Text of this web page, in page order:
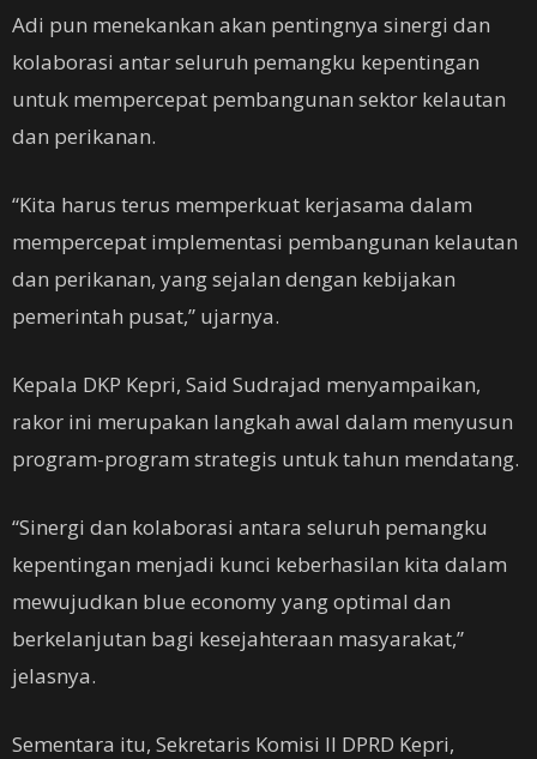
Adi pun menekankan akan pentingnya sinergi dan
kolaborasi antar seluruh pemangku kepentingan
untuk mempercepat pembangunan sektor kelautan
dan perikanan.
“Kita harus terus memperkuat kerjasama dalam
mempercepat implementasi pembangunan kelautan
dan perikanan, yang sejalan dengan kebijakan
pemerintah pusat,” ujarnya.
Kepala DKP Kepri, Said Sudrajad menyampaikan,
rakor ini merupakan langkah awal dalam menyusun
program-program strategis untuk tahun mendatang.
“Sinergi dan kolaborasi antara seluruh pemangku
kepentingan menjadi kunci keberhasilan kita dalam
mewujudkan blue economy yang optimal dan
berkelanjutan bagi kesejahteraan masyarakat,”
jelasnya.
Sementara itu, Sekretaris Komisi II DPRD Kepri,